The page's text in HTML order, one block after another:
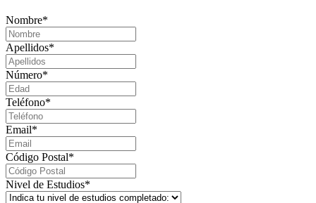
Nombre*
Apellidos*
Número*
Teléfono*
Email*
Código Postal*
Nivel de Estudios*